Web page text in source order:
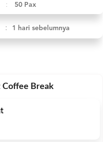
: 50 Pax
: 1 hari sebelumnya
Coffee Break